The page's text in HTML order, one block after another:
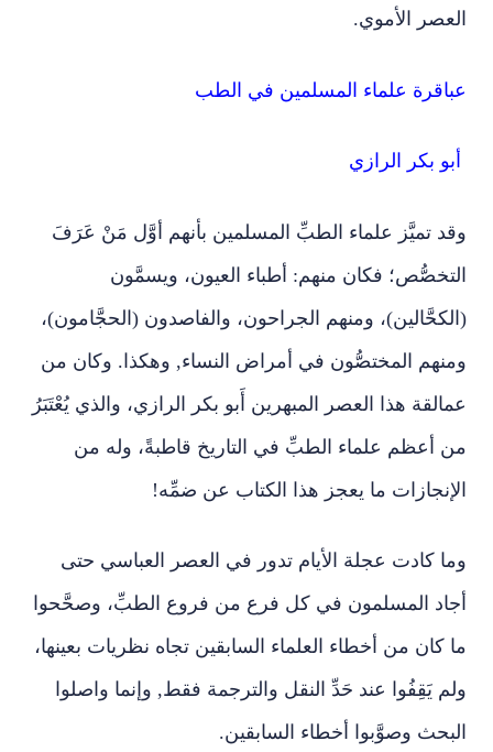
العصر الأموي.
عباقرة علماء المسلمين في الطب
أبو بكر الرازي
وقد تميَّز علماء الطبِّ المسلمين بأنهم أوَّل مَنْ عَرَفَ
التخصُّص؛ فكان منهم: أطباء العيون، ويسمَّون
(الكحَّالين)، ومنهم الجراحون، والفاصدون (الحجَّامون)،
ومنهم المختصُّون في أمراض النساء, وهكذا. وكان من
عمالقة هذا العصر المبهرين أَبو بكر الرازي، والذي يُعْتَبَرُ
من أعظم علماء الطبِّ في التاريخ قاطبةً، وله من
الإنجازات ما يعجز هذا الكتاب عن ضمِّه!
وما كادت عجلة الأيام تدور في العصر العباسي حتى
أجاد المسلمون في كل فرع من فروع الطبِّ، وصحَّحوا
ما كان من أخطاء العلماء السابقين تجاه نظريات بعينها،
ولم يَقِفُوا عند حَدِّ النقل والترجمة فقط, وإنما واصلوا
البحث وصوَّبوا أخطاء السابقين.